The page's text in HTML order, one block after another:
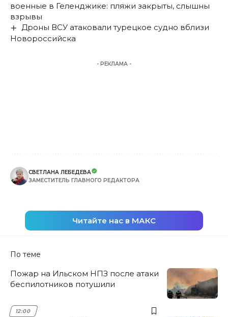
военные в Геленджике: пляжи закрыты, слышны
взрывы
Дроны ВСУ атаковали турецкое судно вблизи
Новороссийска
- РЕКЛАМА -
СВЕТЛАНА ЛЕБЕДЕВА
ЗАМЕСТИТЕЛЬ ГЛАВНОГО РЕДАКТОРА
Читайте нас в МАКС
По теме
Пожар на Ильском НПЗ после атаки
беспилотников потушили
12:00